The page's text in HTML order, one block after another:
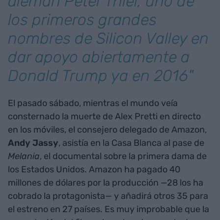
los primeros grandes
nombres de Silicon Valley en
dar apoyo abiertamente a
Donald Trump ya en 2016"
El pasado sábado, mientras el mundo veía
consternado la muerte de Alex Pretti en directo
en los móviles, el consejero delegado de Amazon,
Andy Jassy, asistía en la Casa Blanca al pase de
Melania, el documental sobre la primera dama de
los Estados Unidos. Amazon ha pagado 40
millones de dólares por la producción —28 los ha
cobrado la protagonista— y añadirá otros 35 para
el estreno en 27 países. Es muy improbable que la